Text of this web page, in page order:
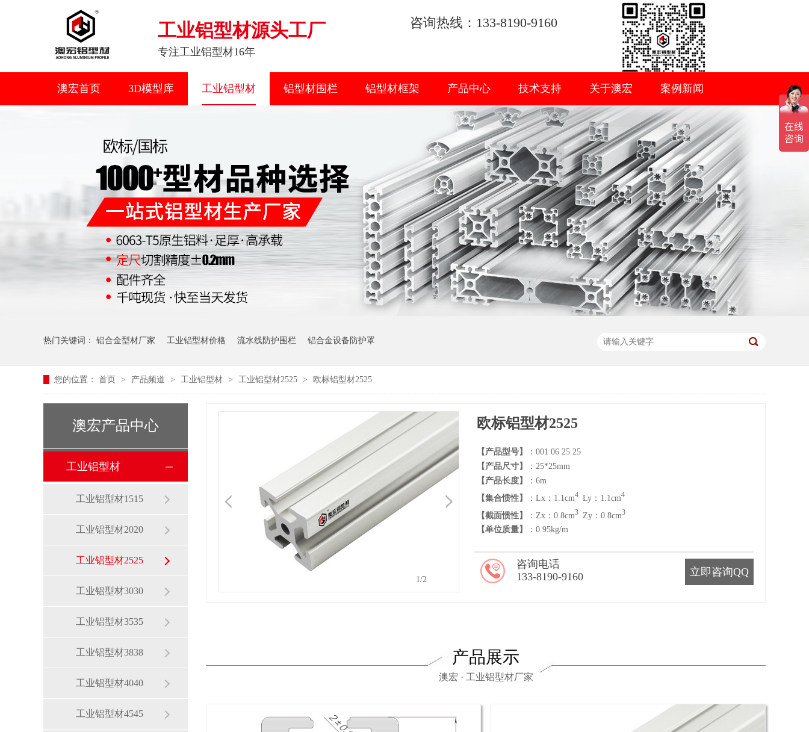
工业铝型材源头工厂
专注工业铝型材16年
咨询热线：133-8190-9160
澳宏首页 3D模型库 工业铝型材 铝型材围栏 铝型材框架 产品中心 技术支持 关于澳宏 案例新闻
热门关键词： 铝合金型材厂家 工业铝型材价格 流水线防护围栏 铝合金设备防护罩
您的位置： 首页 > 产品频道 > 工业铝型材 > 工业铝型材2525 > 欧标铝型材2525
澳宏产品中心
工业铝型材
工业铝型材1515
工业铝型材2020
工业铝型材2525
工业铝型材3030
工业铝型材3535
工业铝型材3838
工业铝型材4040
工业铝型材4545
2/2
欧标铝型材2525
【产品型号】
：001 06 25 25
【产品尺寸】
：25*25mm
【产品长度】
：6m
【集合惯性】
：Lx：1.1cm4 Ly：1.1cm4
【截面惯性】 ：Zx：0.8cm3 Zy：0.8cm3
【单位质量】 ：0.95kg/m
立即咨询QQ
咨询电话
133-8190-9160
产品展示
澳宏 · 工业铝型材厂家